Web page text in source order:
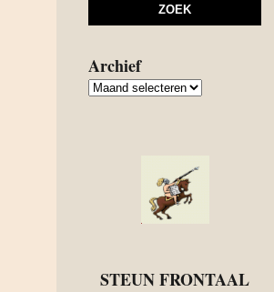
Archief
Archief
STEUN FRONTAAL